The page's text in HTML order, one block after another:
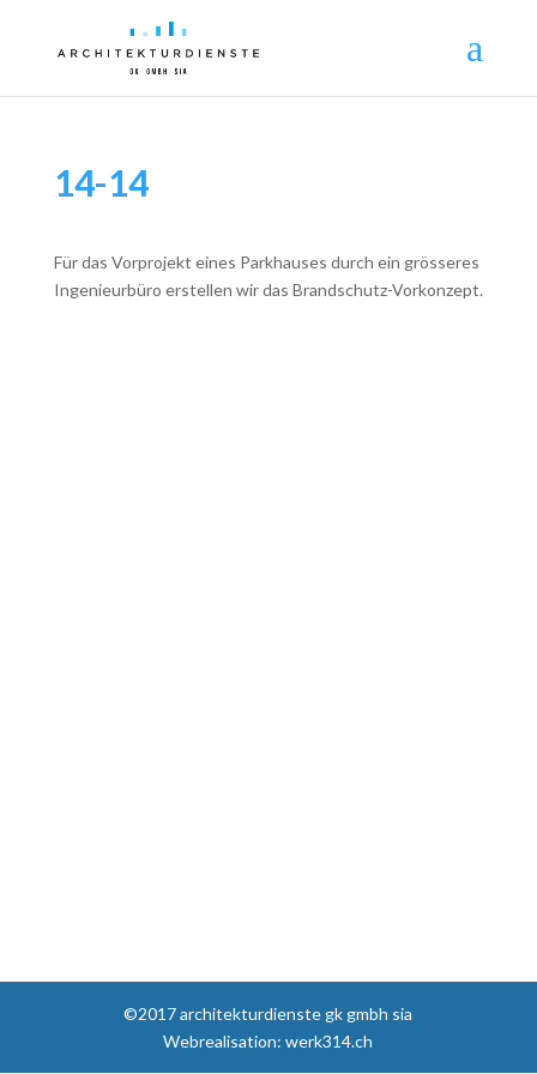
14-14
Für das Vorprojekt eines Parkhauses durch ein grösseres
Ingenieurbüro erstellen wir das Brandschutz-Vorkonzept.
©2017 architekturdienste gk gmbh sia
Webrealisation: werk314.ch